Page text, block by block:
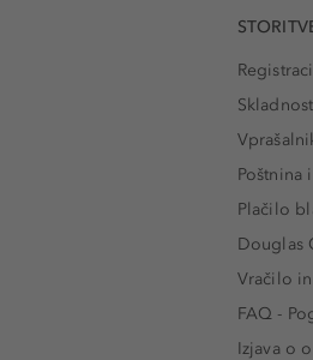
Poštnina
Plačilo
Douglas
Vračilo
FAQ -
Izjava o